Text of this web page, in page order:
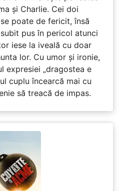
și Charlie. Cei doi
poate de fericit, însă
pus în pericol atunci
iese la iveală cu doar
lor. Cu umor și ironie,
expresiei „dragostea e
cuplu încearcă mai cu
să treacă de impas.